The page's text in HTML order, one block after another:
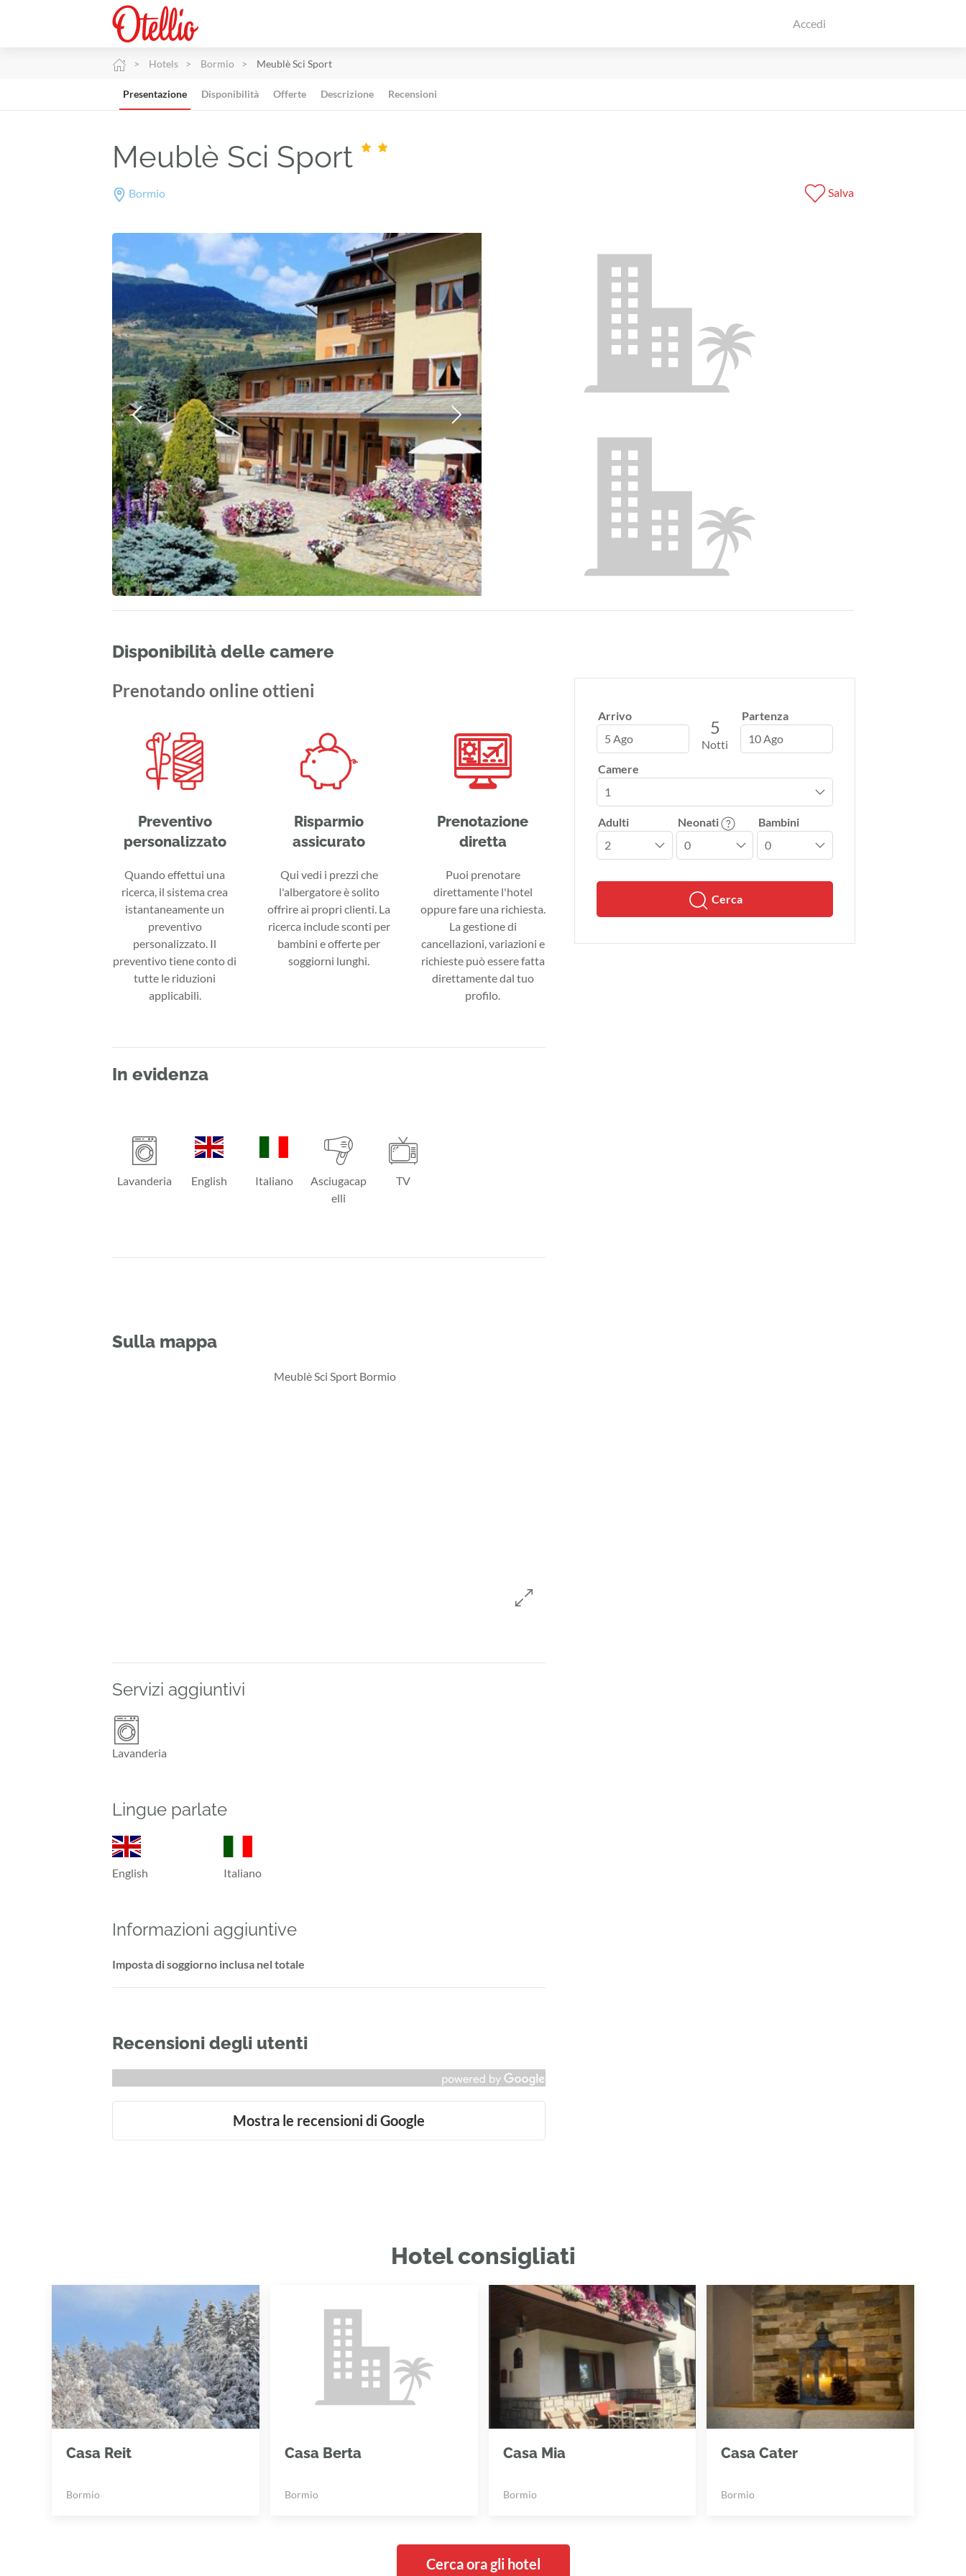
Accedi
Hotels Bormio Meublè Sci Sport
Presentazione Disponibilità Offerte Descrizione Recensioni
Meublè Sci Sport
Bormio Salva
Disponibilità delle camere
Arrivo
5 Ago
5
Notti
Partenza
10 Ago
Camere
Adulti Neonati Bambini
Cerca
Prenotando online ottieni
Preventivo
personalizzato
Quando effettui una
ricerca, il sistema crea
istantaneamente un
preventivo
personalizzato. Il
preventivo tiene conto di
tutte le riduzioni
applicabili.
Risparmio
assicurato
Qui vedi i prezzi che
l'albergatore è solito
offrire ai propri clienti. La
ricerca include sconti per
bambini e offerte per
soggiorni lunghi.
Prenotazione
diretta
Puoi prenotare
direttamente l'hotel
oppure fare una richiesta.
La gestione di
cancellazioni, variazioni e
richieste può essere fatta
direttamente dal tuo
profilo.
In evidenza
Lavanderia English Italiano
Asciugacap
elli
TV
Sulla mappa
Servizi aggiuntivi
Lavanderia
Lingue parlate
English Italiano
Informazioni aggiuntive
Imposta di soggiorno inclusa nel totale
Recensioni degli utenti
Mostra le recensioni di Google
Hotel consigliati
Casa Reit
Bormio
Casa Berta
Bormio
Casa Mia
Bormio
Casa Cater
Bormio
Cerca ora gli hotel